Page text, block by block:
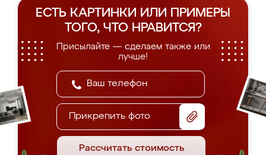
ЕСТЬ КАРТИНКИ ИЛИ ПРИМЕРЫ
ТОГО, ЧТО НРАВИТСЯ?
Присылайте — сделаем также или
лучше!
Прикрепить фото
Рассчитать стоимость